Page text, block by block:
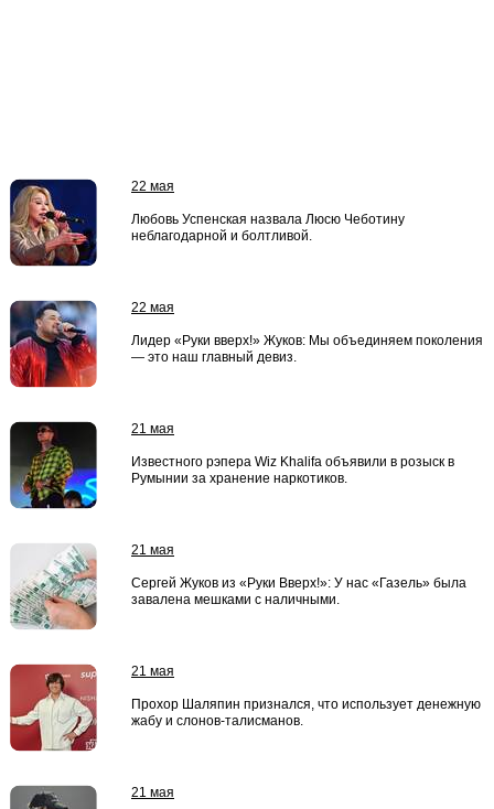
22 мая
Любовь Успенская назвала Люсю Чеботину
неблагодарной и болтливой.
22 мая
Лидер «Руки вверх!» Жуков: Мы объединяем поколения
— это наш главный девиз.
21 мая
Известного рэпера Wiz Khalifa объявили в розыск в
Румынии за хранение наркотиков.
21 мая
Сергей Жуков из «Руки Вверх!»: У нас «Газель» была
завалена мешками с наличными.
21 мая
Прохор Шаляпин признался, что использует денежную
жабу и слонов-талисманов.
21 мая